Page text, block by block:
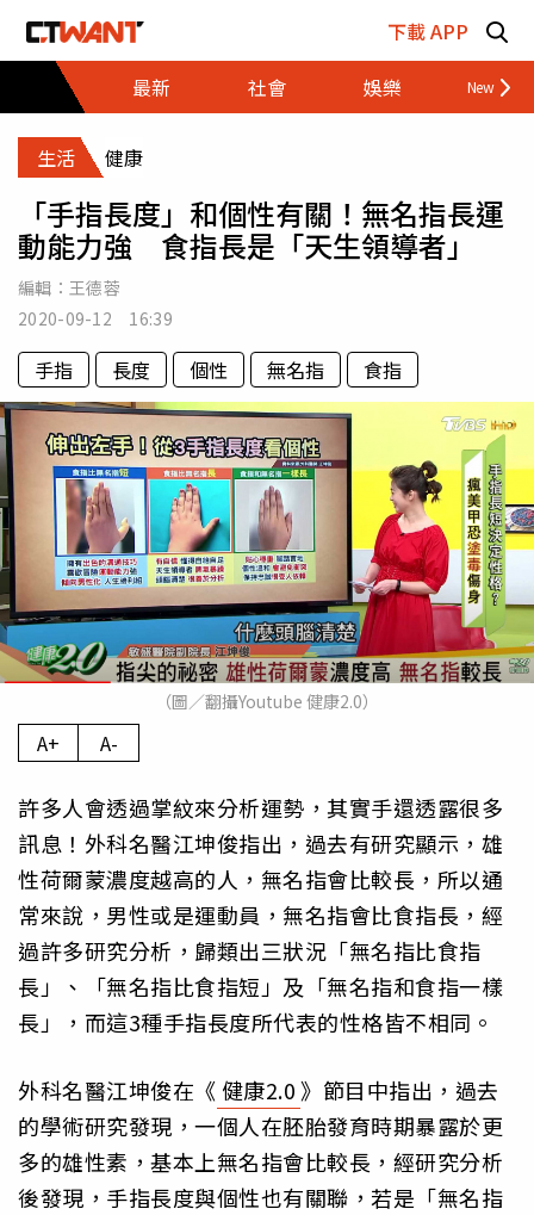
下載 APP
最新
社會 娛樂 財經
生活 健康
「手指長度」和個性有關！無名指長運
動能力強 食指長是「天生領導者」
編輯： 王德蓉
2020-09-12 16:39
手指 長度 個性 無名指 食指
（圖／翻攝Youtube 健康2.0）
A+ A-
許多人會透過掌紋來分析運勢，其實手還透露很多
訊息！外科名醫江坤俊指出，過去有研究顯示，雄
性荷爾蒙濃度越高的人，無名指會比較長，所以通
常來說，男性或是運動員，無名指會比食指長，經
過許多研究分析，歸類出三狀況「無名指比食指
長」、「無名指比食指短」及「無名指和食指一樣
長」，而這3種手指長度所代表的性格皆不相同。
外科名醫江坤俊在《 健康2.0》節目中指出，過去
的學術研究發現，一個人在胚胎發育時期暴露於更
多的雄性素，基本上無名指會比較長，經研究分析
後發現，手指長度與個性也有關聯，若是「無名指